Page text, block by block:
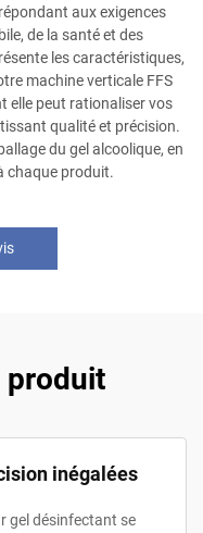
aux exigences
de la santé et des
les caractéristiques,
machine verticale FFS
elle peut rationaliser vos
qualité et précision.
du gel alcoolique, en
chaque produit.
produit
inégalées
gel désinfectant se